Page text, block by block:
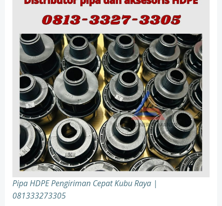
Pipa HDPE Pengiriman Cepat Kubu Raya |
081333273305